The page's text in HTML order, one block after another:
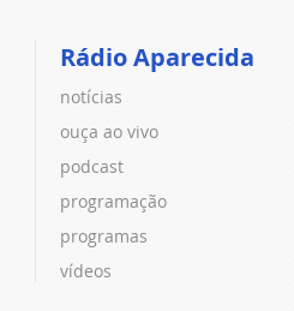
Rádio Aparecida
notícias
ouça ao vivo
podcast
programação
programas
vídeos